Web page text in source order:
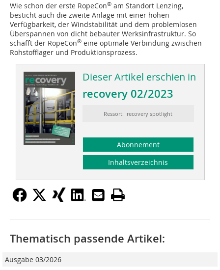
Wie schon der erste RopeCon® am Standort Lenzing,
besticht auch die zweite Anlage mit einer hohen
Verfügbarkeit, der Windstabilität und dem problemlosen
Überspannen von dicht bebauter Werksinfrastruktur. So
schafft der RopeCon® eine optimale Verbindung zwischen
Rohstofflager und Produktionsprozess.
Dieser Artikel erschien in
recovery 02/2023
Ressort: recovery spotlight
Abonnement
Inhaltsverzeichnis
Thematisch passende Artikel:
Ausgabe 03/2026